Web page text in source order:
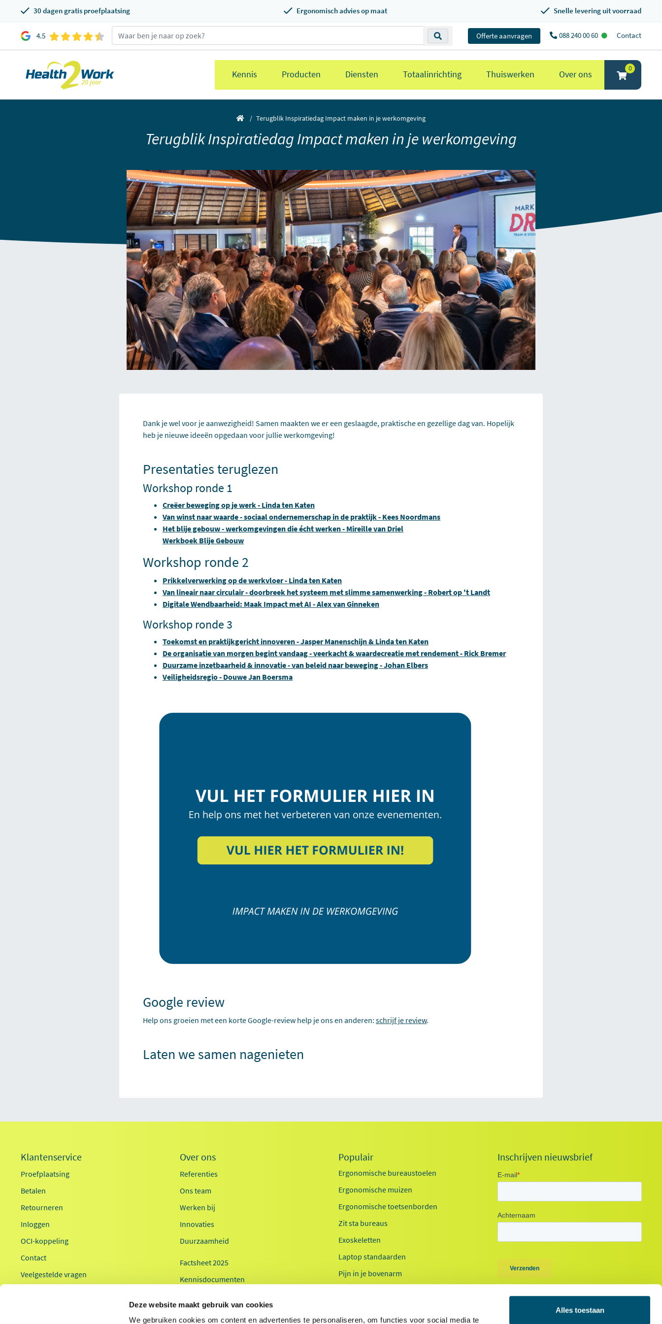
Deze website maakt gebruik van cookies
We gebruiken cookies om content en advertenties te personaliseren, om functies voor social media te
Alles toestaan
30 dagen gratis proefplaatsing Ergonomisch advies op maat Snelle levering uit voorraad
4.5 Offerte aanvragen 088 240 00 60 Contact
Kennis Producten Diensten Totaalinrichting Thuiswerken Over ons
0
Terugblik Inspiratiedag Impact maken in je werkomgeving
Terugblik Inspiratiedag Impact maken in je werkomgeving
Dank je wel voor je aanwezigheid! Samen maakten we er een geslaagde, praktische en gezellige dag van. Hopelijk
heb je nieuwe ideeën opgedaan voor jullie werkomgeving!
Presentaties teruglezen
Workshop ronde 1
Creëer beweging op je werk - Linda ten Katen
Van winst naar waarde - sociaal ondernemerschap in de praktijk - Kees Noordmans
Het blije gebouw - werkomgevingen die écht werken - Mireille van Driel
Werkboek Blije Gebouw
Workshop ronde 2
Prikkelverwerking op de werkvloer - Linda ten Katen
Van lineair naar circulair - doorbreek het systeem met slimme samenwerking - Robert op 't Landt
Digitale Wendbaarheid: Maak Impact met AI - Alex van Ginneken
Workshop ronde 3
Toekomst en praktijkgericht innoveren - Jasper Manenschijn & Linda ten Katen
De organisatie van morgen begint vandaag - veerkacht & waardecreatie met rendement - Rick Bremer
Duurzame inzetbaarheid & innovatie - van beleid naar beweging - Johan Elbers
Veiligheidsregio - Douwe Jan Boersma
Google review
Help ons groeien met een korte Google-review help je ons en anderen: schrijf je review.
Laten we samen nagenieten
Klantenservice
Proefplaatsing
Betalen
Retourneren
Inloggen
OCI-koppeling
Contact
Veelgestelde vragen
Over ons
Referenties
Ons team
Werken bij
Innovaties
Duurzaamheid
Factsheet 2025
Kennisdocumenten
Populair
Ergonomische bureaustoelen
Ergonomische muizen
Ergonomische toetsenborden
Zit sta bureaus
Exoskeletten
Laptop standaarden
Pijn in je bovenarm
Inschrijven nieuwsbrief